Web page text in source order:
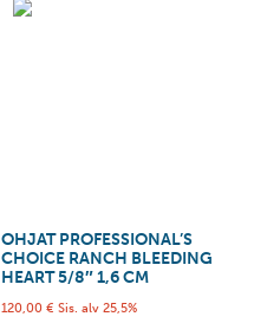
OHJAT PROFESSIONAL’S
CHOICE RANCH BLEEDING
HEART 5/8″ 1,6 CM
120,00 € Sis. alv 25,5%